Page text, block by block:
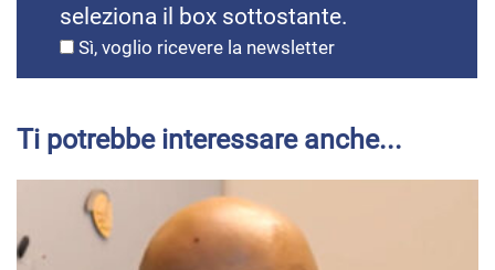
seleziona il box sottostante.
Sì, voglio ricevere la newsletter
Ti potrebbe interessare anche...